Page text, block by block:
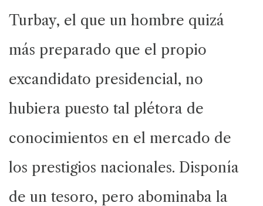
Turbay, el que un hombre quizá
más preparado que el propio
excandidato presidencial, no
hubiera puesto tal plétora de
conocimientos en el mercado de
los prestigios nacionales. Disponía
de un tesoro, pero abominaba la